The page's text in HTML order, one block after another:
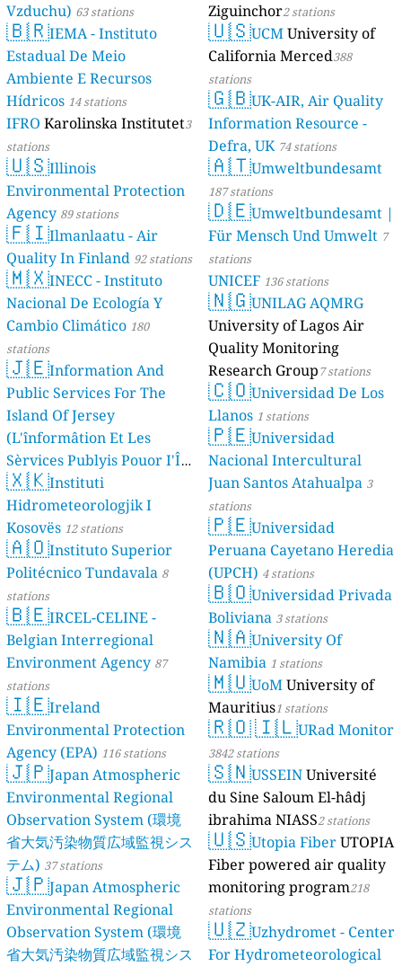
Vzduchu) 63 stations
🇧🇷IEMA - Instituto
Estadual De Meio
Ambiente E Recursos
Hídricos 14 stations
IFRO Karolinska Institutet3
stations
🇺🇸Illinois
Environmental Protection
Agency 89 stations
🇫🇮Ilmanlaatu - Air
Quality In Finland 92 stations
🇲🇽INECC - Instituto
Nacional De Ecología Y
Cambio Climático 180
stations
🇯🇪Information And
Public Services For The
Island Of Jersey
(L'înformâtion Et Les
Sèrvices Publyis Pouor I'Île
Dé Jèrri) 2 stations
🇽🇰Instituti
Hidrometeorologjik I
Kosovës 12 stations
🇦🇴Instituto Superior
Politécnico Tundavala 8
stations
🇧🇪IRCEL-CELINE -
Belgian Interregional
Environment Agency 87
stations
🇮🇪Ireland
Environmental Protection
Agency (EPA) 116 stations
🇯🇵Japan Atmospheric
Environmental Regional
Observation System (環境
省大気汚染物質広域監視シス
テム) 37 stations
🇯🇵Japan Atmospheric
Environmental Regional
Observation System (環境
省大気汚染物質広域監視シス
Ziguinchor2 stations
🇺🇸UCMUniversity of
California Merced388
stations
🇬🇧UK-AIR, Air Quality
Information Resource -
Defra, UK 74 stations
🇦🇹Umweltbundesamt
187 stations
🇩🇪Umweltbundesamt |
Für Mensch Und Umwelt 7
stations
UNICEF 136 stations
🇳🇬UNILAG AQMRG
University of Lagos Air
Quality Monitoring
Research Group7 stations
🇨🇴Universidad De Los
Llanos 1 stations
🇵🇪Universidad
Nacional Intercultural
Juan Santos Atahualpa 3
stations
🇵🇪Universidad
Peruana Cayetano Heredia
(UPCH) 4 stations
🇧🇴Universidad Privada
Boliviana 3 stations
🇳🇦University Of
Namibia 1 stations
🇲🇺UoMUniversity of
Mauritius1 stations
🇷🇴🇮🇱URad Monitor
3842 stations
🇸🇳USSEINUniversité
du Sine Saloum El-hâdj
ibrahima NIASS2 stations
🇺🇸Utopia FiberUTOPIA
Fiber powered air quality
monitoring program218
stations
🇺🇿Uzhydromet - Center
For Hydrometeorological